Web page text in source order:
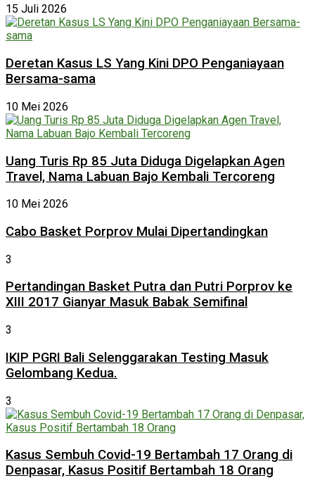
15 Juli 2026
Deretan Kasus LS Yang Kini DPO Penganiayaan
Bersama-sama
10 Mei 2026
Uang Turis Rp 85 Juta Diduga Digelapkan Agen
Travel, Nama Labuan Bajo Kembali Tercoreng
10 Mei 2026
Cabo Basket Porprov Mulai Dipertandingkan
3
Pertandingan Basket Putra dan Putri Porprov ke
XIII 2017 Gianyar Masuk Babak Semifinal
3
IKIP PGRI Bali Selenggarakan Testing Masuk
Gelombang Kedua.
3
Kasus Sembuh Covid-19 Bertambah 17 Orang di
Denpasar, Kasus Positif Bertambah 18 Orang